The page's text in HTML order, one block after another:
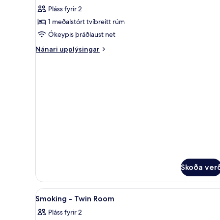
Airport
Shuttle
-
FREE
Scheduled
Airport
Shuttle
myndir
fyrir
Non-
Smoking
Pláss fyrir 2
1 meðalstórt tvíbreitt rúm
Ókeypis þráðlaust net
Nánari upplýsingar
Nánari
Skoða
Skoða
allar
myndir
Öryggishólf í herbergi,
3
Smoking - Twin Room
Pláss fyrir 2